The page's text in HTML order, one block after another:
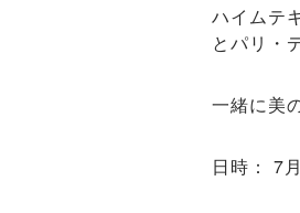
ハイムテ
とパリ・
一緒に美
日時：